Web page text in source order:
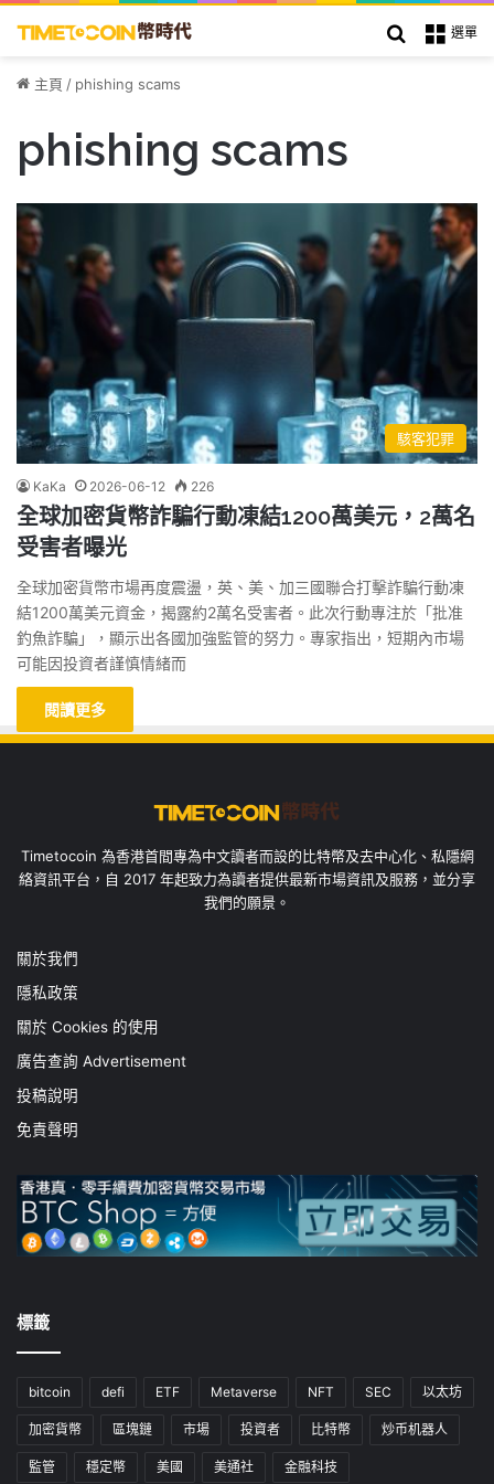
選單
搜索
主頁 / phishing scams
phishing scams
駭客犯罪
KaKa 2026-06-12 226
全球加密貨幣詐騙行動凍結1200萬美元，2萬名
受害者曝光
全球加密貨幣市場再度震盪，英、美、加三國聯合打擊詐騙行動凍
結1200萬美元資金，揭露約2萬名受害者。此次行動專注於「批准
釣魚詐騙」，顯示出各國加強監管的努力。專家指出，短期內市場
可能因投資者謹慎情緒而
閱讀更多
Timetocoin 為香港首間專為中文讀者而設的比特幣及去中心化、私隱網
絡資訊平台，自 2017 年起致力為讀者提供最新市場資訊及服務，並分享
我們的願景。
關於我們
隱私政策
關於 Cookies 的使用
廣告查詢 Advertisement
投稿說明
免責聲明
標籤
bitcoin defi ETF Metaverse NFT SEC 以太坊
加密貨幣 區塊鏈 市場 投資者 比特幣 炒币机器人
監管 穩定幣 美國 美通社 金融科技